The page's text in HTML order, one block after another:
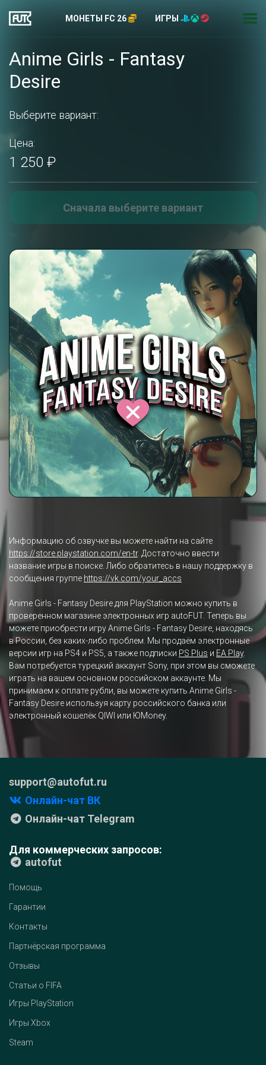
МОНЕТЫ FC 26 ИГРЫ
Anime Girls - Fantasy
Desire
Выберите вариант:
Цена:
1 250 ₽
Сначала выберите вариант
Информацию об озвучке вы можете найти на сайте
https://store.playstation.com/en-tr. Достаточно ввести
название игры в поиске. Либо обратитесь в нашу поддержку в
сообщения группе https://vk.com/your_accs
Anime Girls - Fantasy Desire для PlayStation можно купить в
проверенном магазине электронных игр autoFUT. Теперь вы
можете приобрести игру Anime Girls - Fantasy Desire, находясь
в России, без каких-либо проблем. Мы продаём электронные
версии игр на PS4 и PS5, а также подписки PS Plus и EA Play.
Вам потребуется турецкий аккаунт Sony, при этом вы сможете
играть на вашем основном российском аккаунте. Мы
принимаем к оплате рубли, вы можете купить Anime Girls -
Fantasy Desire используя карту российского банка или
электронный кошелёк QIWI или ЮMoney.
support@autofut.ru
Онлайн-чат ВК
Онлайн-чат Telegram
Для коммерческих запросов:
autofut
Помощь
Гарантии
Контакты
Партнёрская программа
Отзывы
Статьи о FIFA
Игры PlayStation
Игры Xbox
Steam